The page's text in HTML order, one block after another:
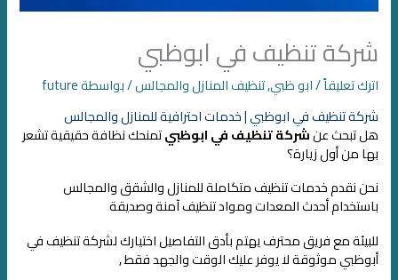
شركة تنظيف في ابوظبي
اترك تعليقاً/ابو ظبي,تنظيف المنازل والمجالس/ بواسطةfuture
شركة تنظيف في ابوظبي | خدمات احترافية للمنازل والمجالس
هل تبحث عنشركة تنظيف في ابوظبيتمنحك نظافة حقيقية تشعر
بها من أول زيارة؟
نحن نقدم خدمات تنظيف متكاملة للمنازل والشقق والمجالس
باستخدام أحدث المعدات ومواد تنظيف آمنة وصديقة
للبيئة مع فريق محترف يهتم بأدق التفاصيل اختيارك لشركة تنظيف في
أبوظبي موثوقة لا يوفر عليك الوقت والجهد فقط ,